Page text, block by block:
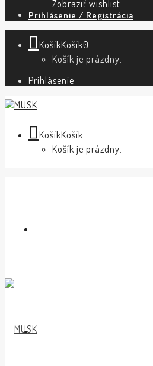
Zobraziť wishlist
Prihlásenie / Registrácia
KošíkKošík0
Košík je prázdny.
Prihlásenie
KošíkKošík
Košík je prázdny.